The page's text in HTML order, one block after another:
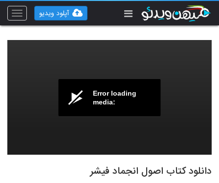
Toggle
آپلود ویدیو
Error loading
media:
دانلود کتاب اصول انجماد فیشر